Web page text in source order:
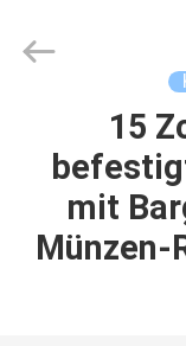
PRODUKTE
Online
Market.
15
mit
Münzen-